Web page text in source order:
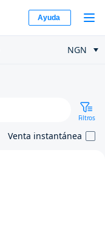
Ayuda
NGN
Filtros
Venta instantánea